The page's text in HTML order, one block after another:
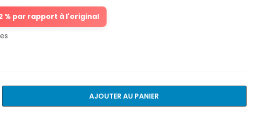
% par rapport à l'original
AJOUTER AU PANIER